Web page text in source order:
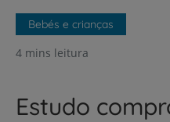
Bebés e crianças
4 mins leitura
Estudo